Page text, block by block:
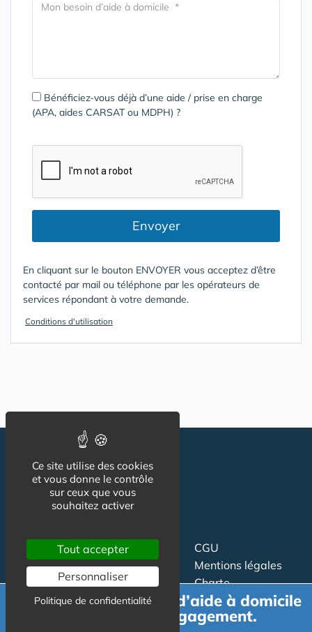
Bénéficiez-vous déjà d’une aide / prise en charge
(APA, aides CARSAT ou MDPH) ?
Envoyer
En cliquant sur le bouton ENVOYER vous acceptez d’être
contacté par mail ou téléphone par les opérateurs de
services répondant à votre demande.
Conditions d'utilisation
Suivez-nous
CGU
Mentions légales
Charte
Proposer un article
Demande de devis d’aide à domicile
gratuit et sans engagement.
Ce site utilise des cookies
et vous donne le contrôle
sur ceux que vous
souhaitez activer
Tout accepter
Personnaliser
Politique de confidentialité